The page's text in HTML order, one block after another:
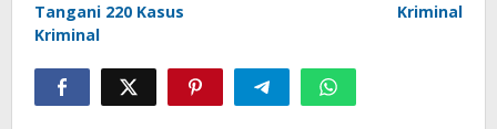
Tangani 220 Kasus
Kriminal
Kriminal